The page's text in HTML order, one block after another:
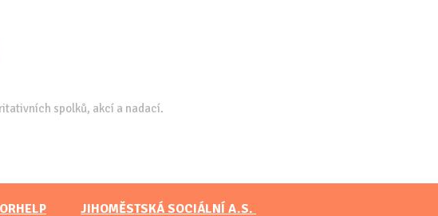
spolků, akcí a nadací.
JIHOMĚSTSKÁ SOCIÁLNÍ A.S.